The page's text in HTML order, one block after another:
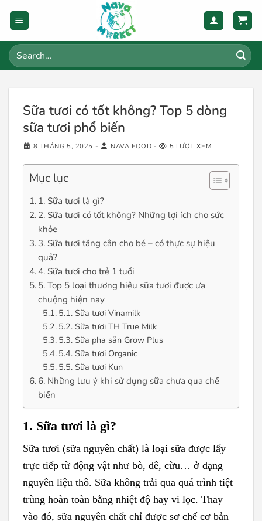
Search
for:
Sữa tươi có tốt không? Top 5 dòng
sữa tươi phổ biến
8 THÁNG 5, 2025 - NAVA FOOD - 5 LƯỢT XEM
Mục lục
1. Sữa tươi là gì?
2. Sữa tươi có tốt không? Những lợi ích cho sức
khỏe
3. Sữa tươi tăng cân cho bé – có thực sự hiệu
quả?
4. Sữa tươi cho trẻ 1 tuổi
5. Top 5 loại thương hiệu sữa tươi được ưa
chuộng hiện nay
5.1. Sữa tươi Vinamilk
5.2. Sữa tươi TH True Milk
5.3. Sữa pha sẵn Grow Plus
5.4. Sữa tươi Organic
5.5. Sữa tươi Kun
6. Những lưu ý khi sử dụng sữa chưa qua chế
biến
1. Sữa tươi là gì?
Sữa tươi (sữa nguyên chất) là loại sữa được lấy
trực tiếp từ động vật như bò, dê, cừu… ở dạng
nguyên liệu thô. Sữa không trải qua quá trình tiệt
trùng hoàn toàn bằng nhiệt độ hay vi lọc. Thay
vào đó, sữa nguyên chất chỉ được sơ chế cơ bản